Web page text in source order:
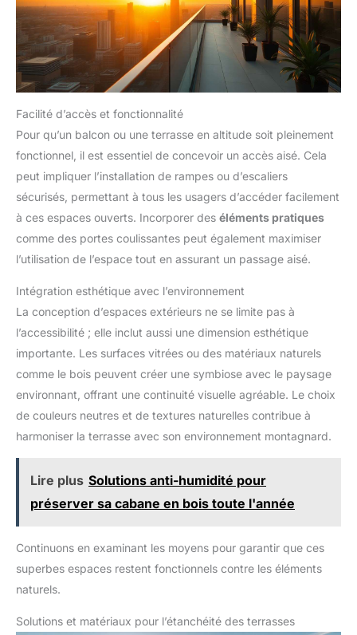
Facilité d’accès et fonctionnalité
Pour qu’un balcon ou une terrasse en altitude soit pleinement
fonctionnel, il est essentiel de concevoir un accès aisé. Cela
peut impliquer l’installation de rampes ou d’escaliers
sécurisés, permettant à tous les usagers d’accéder facilement
à ces espaces ouverts. Incorporer des éléments pratiques
comme des portes coulissantes peut également maximiser
l’utilisation de l’espace tout en assurant un passage aisé.
Intégration esthétique avec l’environnement
La conception d’espaces extérieurs ne se limite pas à
l’accessibilité ; elle inclut aussi une dimension esthétique
importante. Les surfaces vitrées ou des matériaux naturels
comme le bois peuvent créer une symbiose avec le paysage
environnant, offrant une continuité visuelle agréable. Le choix
de couleurs neutres et de textures naturelles contribue à
harmoniser la terrasse avec son environnement montagnard.
Lire plus Solutions anti-humidité pour
préserver sa cabane en bois toute l'année
Continuons en examinant les moyens pour garantir que ces
superbes espaces restent fonctionnels contre les éléments
naturels.
Solutions et matériaux pour l’étanchéité des terrasses